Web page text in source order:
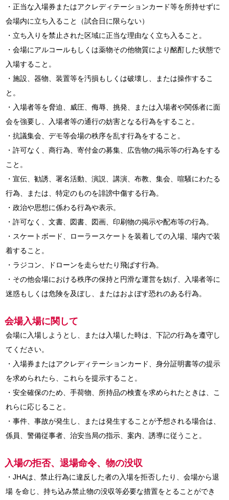
・正当な入場券またはアクレディテーションカード等を所持せずに
会場内に立ち入ること（試合日に限らない）
・立ち入りを禁止された区域に正当な理由なく立ち入ること。
・会場にアルコールもしくは薬物その他物質により酩酊した状態で
入場すること。
・施設、器物、装置等を汚損もしくは破壊し、または操作するこ
と。
・入場者等を脅迫、威圧、侮辱、挑発、または入場者や関係者に面
会を強要し、入場者等の通行の妨害となる行為をすること。
・抗議集会、デモ等会場の秩序を乱す行為をすること。
・許可なく、商行為、寄付金の募集、広告物の掲示等の行為をする
こと。
・宣伝、勧誘、署名活動、演説、講演、布教、集会、喧騒にわたる
行為、または、特定のものを誹謗中傷する行為。
・政治や思想に係わる行為や表示。
・許可なく、文書、図書、図画、印刷物の掲示や配布等の行為。
・スケートボード、ローラースケートを装着しての入場、場内で装
着すること。
・ラジコン、ドローンを走らせたり飛ばす行為。
・その他会場における秩序の保持と円滑な運営を妨げ、入場者等に
迷惑もしくは危険を及ぼし、またはおよぼす恐れのある行為。
会場入場に関して
会場に入場しようとし、または入場した時は、下記の行為を遵守し
てください。
・入場券またはアクレディテーションカード、身分証明書等の提示
を求められたら、これらを提示すること。
・安全確保のため、手荷物、所持品の検査を求められたときは、こ
れらに応じること。
・事件、事故が発生し、または発生することが予想される場合は、
係員、警備従事者、治安当局の指示、案内、誘導に従うこと。
入場の拒否、退場命令、物の没収
・JHAは、禁止行為に違反した者の入場を拒否したり、会場から退
場 を命じ、持ち込み禁止物の没収等必要な措置をとることができ